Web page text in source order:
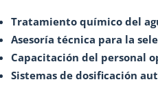
Tratamiento químico del
Asesoría técnica para la
Capacitación del personal
Sistemas de dosificación